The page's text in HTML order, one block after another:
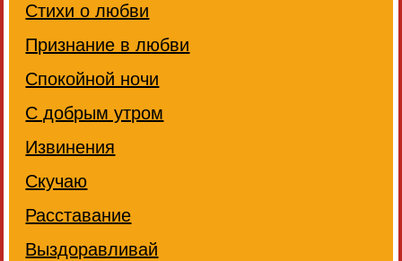
Стихи о любви
Признание в любви
Спокойной ночи
С добрым утром
Извинения
Скучаю
Расставание
Выздоравливай